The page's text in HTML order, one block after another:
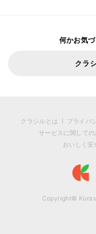
何かお気
クラ
クラシルとは プライバ
サービスに関して
おいしく
Copyright©